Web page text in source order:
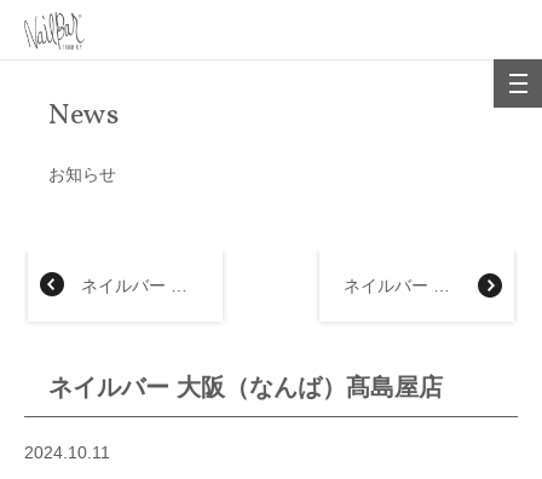
News
お知らせ
ネイルバー 大阪（なんば）髙島屋店
2024.10.11